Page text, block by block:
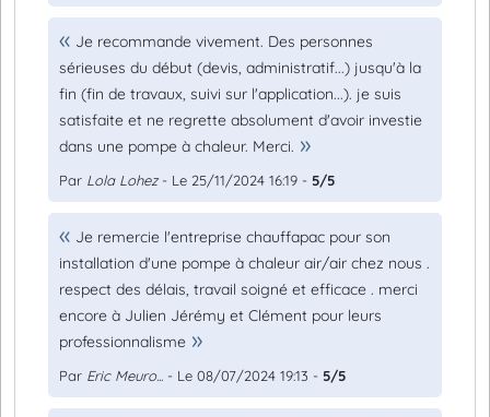
Je recommande vivement. Des personnes
sérieuses du début (devis, administratif...) jusqu'à la
fin (fin de travaux, suivi sur l'application...). je suis
satisfaite et ne regrette absolument d'avoir investie
dans une pompe à chaleur. Merci.
Par Lola Lohez- Le 25/11/2024 16:19 - 5/5
Je remercie l'entreprise chauffapac pour son
installation d'une pompe à chaleur air/air chez nous .
respect des délais, travail soigné et efficace . merci
encore à Julien Jérémy et Clément pour leurs
professionnalisme
Par Eric Meuro... - Le 08/07/2024 19:13 - 5/5